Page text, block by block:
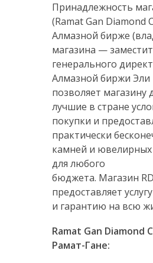
Принадлежность
(Ramat Gan Diamond
Алмазной бирже
магазина —
генерального
Алмазной биржи
позволяет магазину
лучшие в стране
покупки и
практически
камней и ювелирных
для любого
бюджета. Магазин
предоставляет
и гарантию на всю
Ramat Gan Diamond
Рамат-Гане: